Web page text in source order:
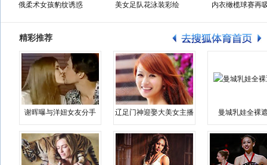
俄柔术女孩豹纹诱惑 美女足队花泳装彩绘 内衣橄榄球赛再
精彩推荐
谢晖曝与洋妞女友分手 辽足门神迎娶大美女主播 曼城乳娃全裸